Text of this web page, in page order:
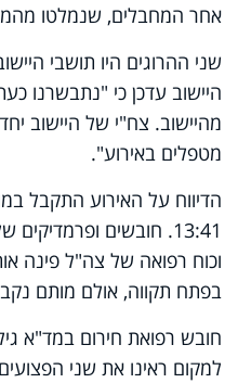
אחר המחבלים, שנמלטו
שני ההרוגים היו תושבי
היישוב עדכן כי "נתבשרנו
מהיישוב. צח"י של היישוב
מטפלים באירוע".
13:41. חובשים
וכוח רפואה של צה"ל פינה
בפתח תקווה, אולם מותם
חובש רפואת חירום במד"א
למקום ראינו את שני